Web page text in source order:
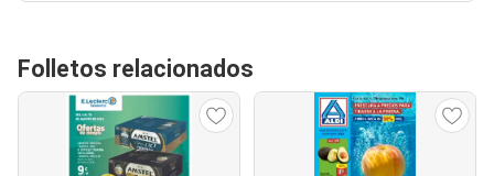
Folletos relacionados